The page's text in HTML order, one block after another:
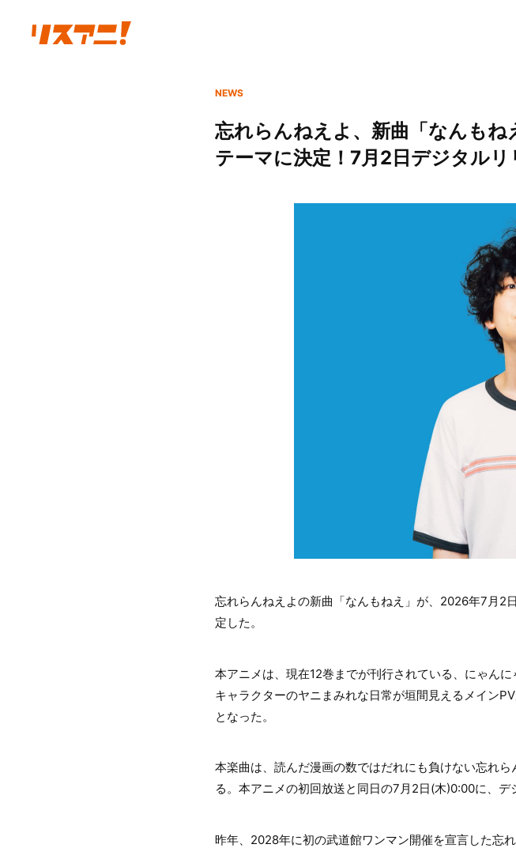
NEWS
忘れらんねえよ、新曲「なんも
テーマに決定！7月2日デジタルリ
忘れらんねえよの新曲「なんもねえ」が、2026年7月2
定した。
本アニメは、現在12巻までが刊行されている、にゃん
キャラクターのヤニまみれな日常が垣間見えるメイン
となった。
本楽曲は、読んだ漫画の数ではだれにも負けない忘れ
る。本アニメの初回放送と同日の7月2日(木)0:00に、デ
昨年、2028年に初の武道館ワンマン開催を宣言した忘